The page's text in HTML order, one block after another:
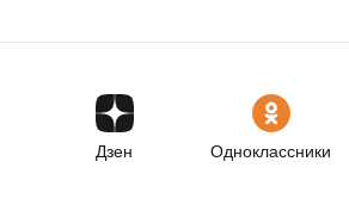
Дзен Одноклассники